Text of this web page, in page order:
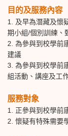
目的及服務內容
1. 及早為潛藏及懷
期小組/個別訓練、
2. 為參與到校學前
建議
3. 為參與到校學前
組活動 、 講座及工
服務對象
1. 正參與到校學前
2. 懷疑有特殊需要